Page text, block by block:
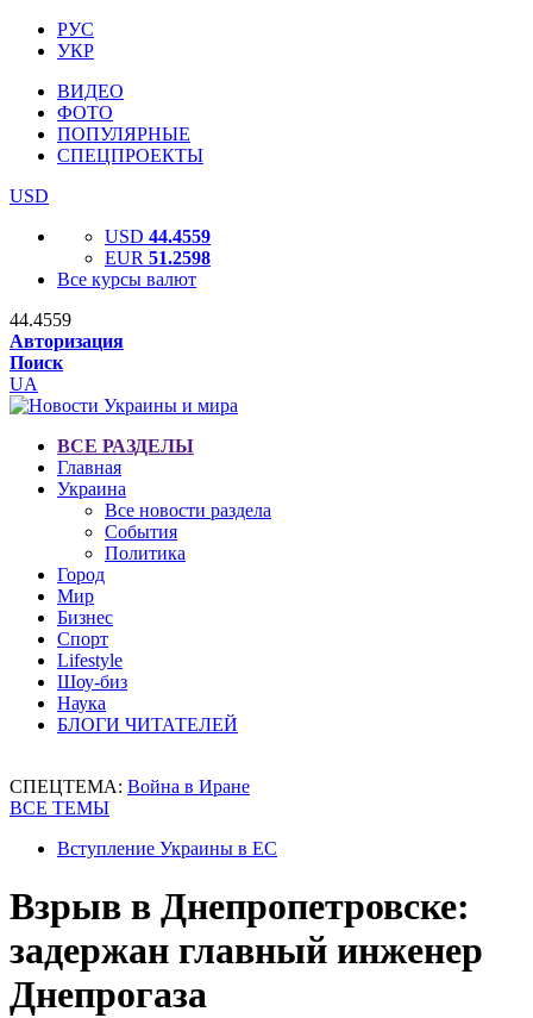
РУС
УКР
ВИДЕО
ФОТО
ПОПУЛЯРНЫЕ
СПЕЦПРОЕКТЫ
USD
USD 44.4559
EUR 51.2598
Все курсы валют
44.4559
Авторизация
Поиск
UA
ВСЕ РАЗДЕЛЫ
Главная
Украина
Все новости раздела
События
Политика
Город
Мир
Бизнес
Спорт
Lifestyle
Шоу-биз
Наука
БЛОГИ ЧИТАТЕЛЕЙ
СПЕЦТЕМА: Война в Иране
ВСЕ ТЕМЫ
Вступление Украины в ЕС
Взрыв в Днепропетровске:
задержан главный инженер
Днепрогаза